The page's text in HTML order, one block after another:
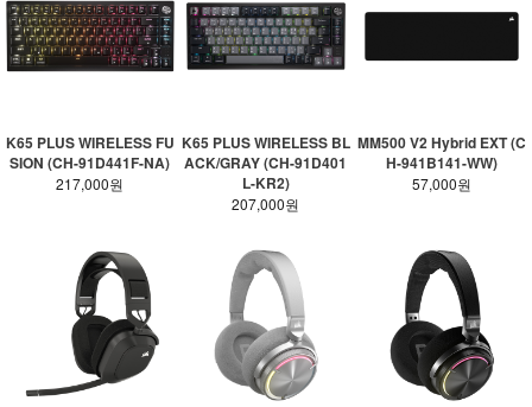
K65 PLUS WIRELESS FU
SION (CH-91D441F-NA)
217,000원
K65 PLUS WIRELESS BL
ACK/GRAY (CH-91D401
L-KR2)
207,000원
MM500 V2 Hybrid EXT (C
H-941B141-WW)
57,000원